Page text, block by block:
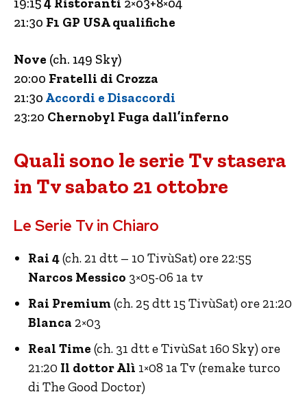
21:30 F1 GP USA qualifiche
Nove (ch. 149 Sky)
20:00 Fratelli di Crozza
21:30 Accordi e Disaccordi
23:20 Chernobyl Fuga dall’inferno
Quali sono le serie Tv stasera
in Tv sabato 21 ottobre
Le Serie Tv in Chiaro
Rai 4(ch. 21 dtt – 10 TivùSat) ore 22:55
Narcos Messico 3×05-06 1a tv
Rai Premium(ch. 25 dtt 15 TivùSat) ore 21:20
Blanca 2×03
Real Time (ch. 31 dtt e TivùSat 160 Sky) ore
21:20 Il dottor Alì 1×08 1a Tv (remake turco
di The Good Doctor)